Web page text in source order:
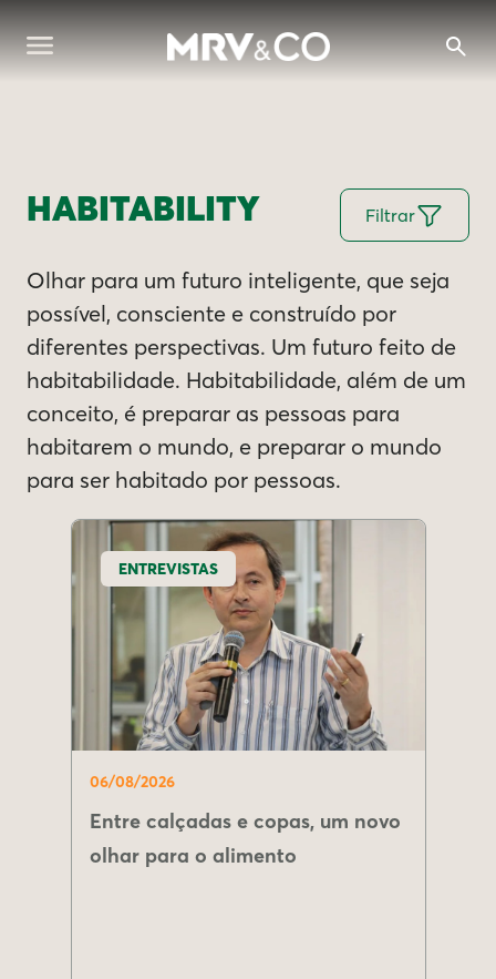
HABITABILITY Filtrar
Olhar para um futuro inteligente, que seja
possível, consciente e construído por
diferentes perspectivas. Um futuro feito de
habitabilidade. Habitabilidade, além de um
conceito, é preparar as pessoas para
habitarem o mundo, e preparar o mundo
para ser habitado por pessoas.
ENTREVISTAS
06/08/2026
Entre calçadas e copas, um novo
olhar para o alimento